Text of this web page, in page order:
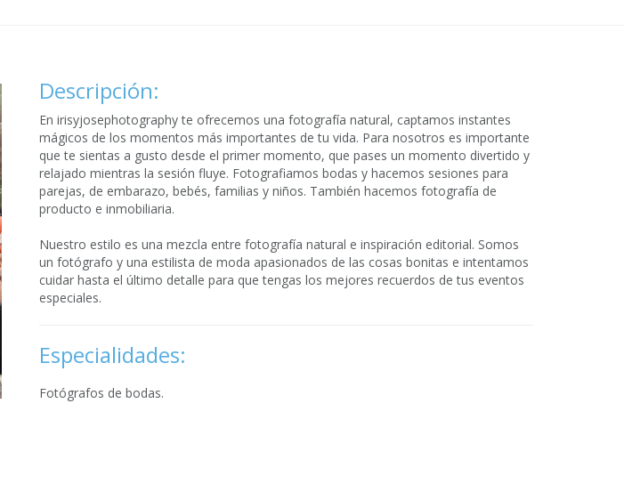
Descripción:
En irisyjosephotography te ofrecemos una fotografía natural, captamos instantes
mágicos de los momentos más importantes de tu vida. Para nosotros es importante
que te sientas a gusto desde el primer momento, que pases un momento divertido y
relajado mientras la sesión fluye. Fotografiamos bodas y hacemos sesiones para
parejas, de embarazo, bebés, familias y niños. También hacemos fotografía de
producto e inmobiliaria.
Nuestro estilo es una mezcla entre fotografía natural e inspiración editorial. Somos
un fotógrafo y una estilista de moda apasionados de las cosas bonitas e intentamos
cuidar hasta el último detalle para que tengas los mejores recuerdos de tus eventos
especiales.
Especialidades:
Fotógrafos de bodas.